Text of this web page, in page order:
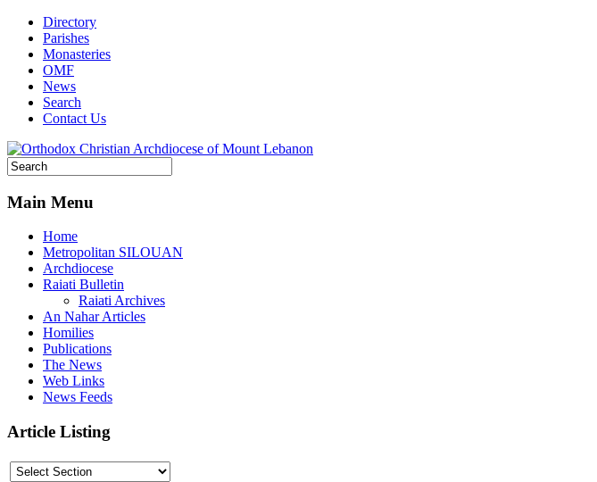
Directory
Parishes
Monasteries
OMF
News
Search
Contact Us
Main Menu
Home
Metropolitan SILOUAN
Archdiocese
Raiati Bulletin
Raiati Archives
An Nahar Articles
Homilies
Publications
The News
Web Links
News Feeds
Article Listing